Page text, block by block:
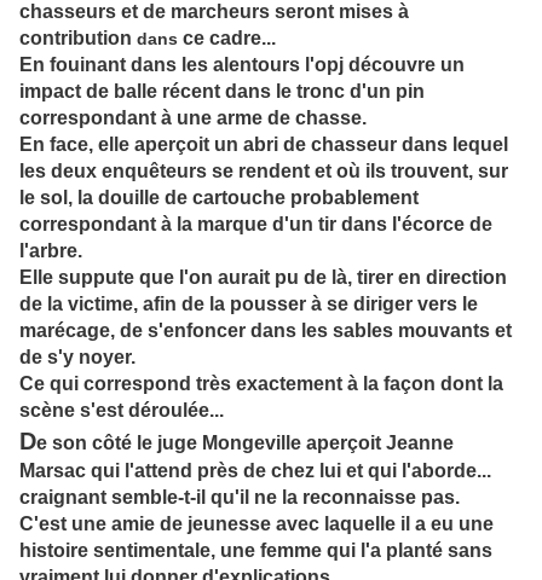
chasseurs et de marcheurs seront mises à
contribution dans ce cadre...
En fouinant dans les alentours l'opj découvre un
impact de balle récent dans le tronc d'un pin
correspondant à une arme de chasse.
En face, elle aperçoit un abri de chasseur dans lequel
les deux enquêteurs se rendent et où ils trouvent, sur
le sol, la douille de cartouche probablement
correspondant à la marque d'un tir dans l'écorce de
l'arbre.
Elle suppute que l'on aurait pu de là, tirer en direction
de la victime, afin de la pousser à se diriger vers le
marécage, de s'enfoncer dans les sables mouvants et
de s'y noyer.
Ce qui correspond très exactement à la façon dont la
scène s'est déroulée...
De son côté le juge Mongeville aperçoit Jeanne
Marsac qui l'attend près de chez lui et qui l'aborde...
craignant semble-t-il qu'il ne la reconnaisse pas.
C'est une amie de jeunesse avec laquelle il a eu une
histoire sentimentale, une femme qui l'a planté sans